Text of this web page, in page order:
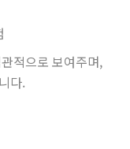
적으로 보여주며,
다.